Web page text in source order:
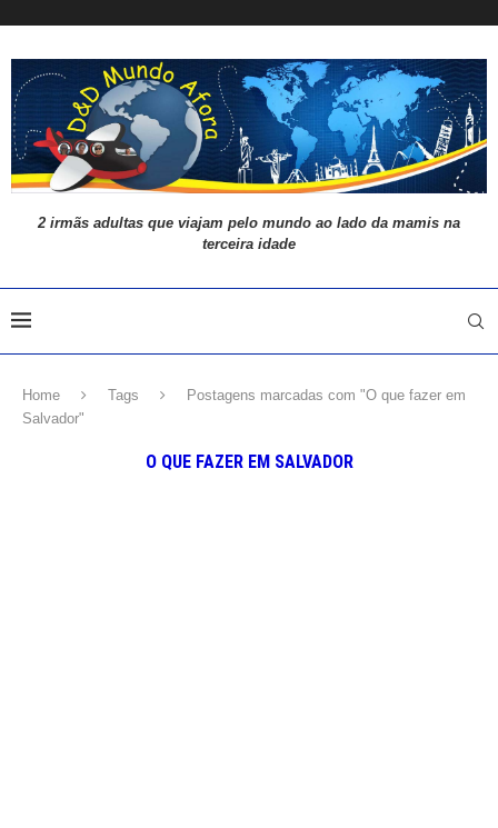
2 irmãs adultas que viajam pelo mundo ao lado da mamis na
terceira idade
Home Tags
Postagens marcadas com "O que fazer em
Salvador"
O QUE FAZER EM SALVADOR